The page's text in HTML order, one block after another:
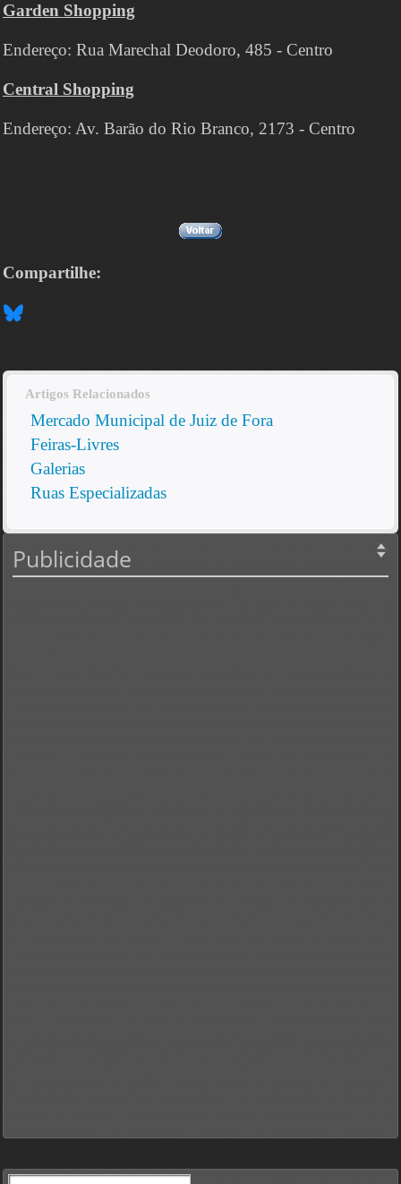
Garden Shopping
Endereço: Rua Marechal Deodoro, 485 - Centro
Central Shopping
Endereço: Av. Barão do Rio Branco, 2173 - Centro
Compartilhe:
Artigos Relacionados
Mercado Municipal de Juiz de Fora
Feiras-Livres
Galerias
Ruas Especializadas
Publicidade